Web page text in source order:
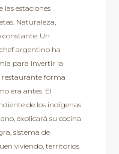
estaciones
Naturaleza,
Un
argentino ha
para invertir la
restaurante forma
era antes. El
de los indígenas
explicará su cocina
sistema de
viviendo, territorios